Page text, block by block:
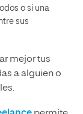
o si una
sus
mejor tus
a alguien o